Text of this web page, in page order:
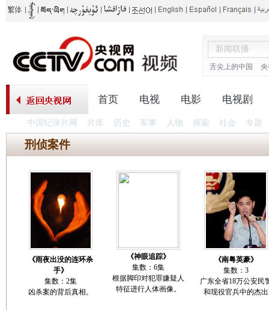
舌尖上的中国
首页 电视 电影 电视剧
中国纪录片网 片库 历史 军事 人物 探索 社会 专题
刑侦案件
《雨夜出没的连环杀
手》
集数：2集
凶杀案的背后真相。
《神眼追踪》
集数：6集
根据脚印对犯罪嫌疑人
特征进行人体画像。
《南粤英豪》
集数：3
广东全省18万公安民
和现役官兵中的杰出